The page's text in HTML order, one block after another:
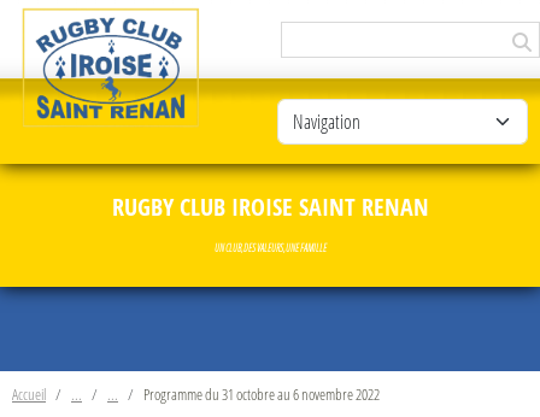
RUGBY CLUB IROISE SAINT RENAN
UN CLUB, DES VALEURS, UNE FAMILLE
Accueil Programme du 31 octobre au 6 novembre 2022
Panneau de gestion des cookies